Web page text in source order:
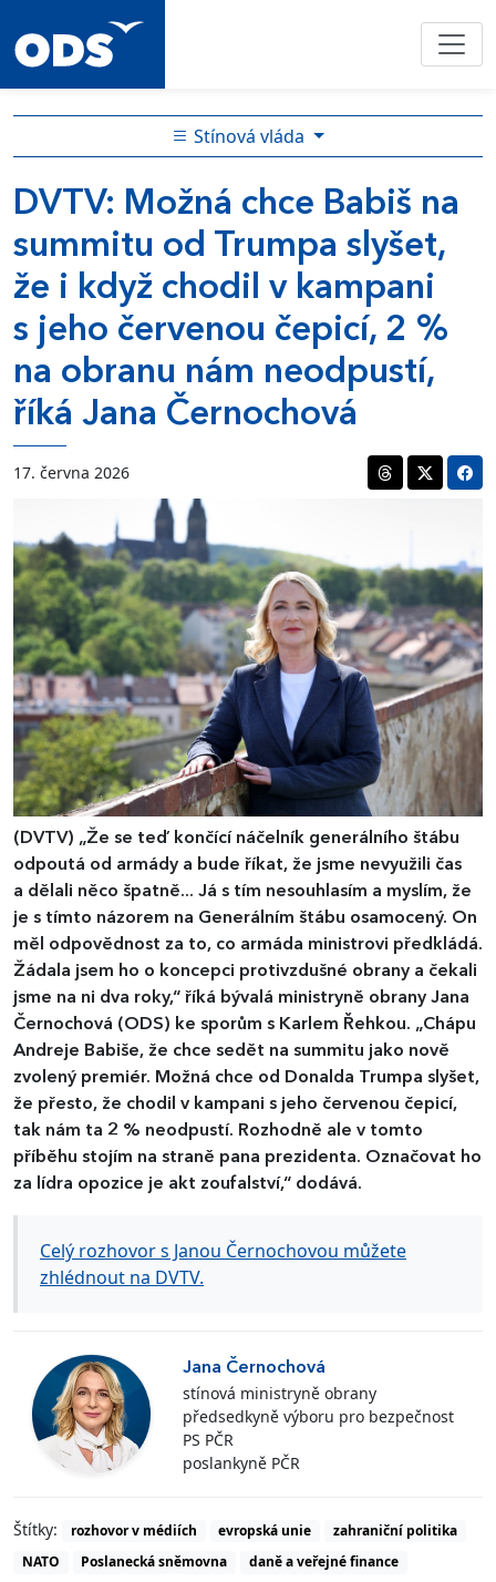
Stínová vláda
DVTV: Možná chce Babiš na
summitu od Trumpa slyšet,
že i když chodil v kampani
s jeho červenou čepicí, 2 %
na obranu nám neodpustí,
říká Jana Černochová
17. června 2026
(DVTV) „Že se teď končící náčelník generálního štábu
odpoutá od armády a bude říkat, že jsme nevyužili čas
a dělali něco špatně... Já s tím nesouhlasím a myslím, že
je s tímto názorem na Generálním štábu osamocený. On
měl odpovědnost za to, co armáda ministrovi předkládá.
Žádala jsem ho o koncepci protivzdušné obrany a čekali
jsme na ni dva roky,“ říká bývalá ministryně obrany Jana
Černochová (ODS) ke sporům s Karlem Řehkou. „Chápu
Andreje Babiše, že chce sedět na summitu jako nově
zvolený premiér. Možná chce od Donalda Trumpa slyšet,
že přesto, že chodil v kampani s jeho červenou čepicí,
tak nám ta 2 % neodpustí. Rozhodně ale v tomto
příběhu stojím na straně pana prezidenta. Označovat ho
za lídra opozice je akt zoufalství,“ dodává.
Celý rozhovor s Janou Černochovou můžete
zhlédnout na DVTV.
Jana Černochová
stínová ministryně obrany
předsedkyně výboru pro bezpečnost
PS PČR
poslankyně PČR
Štítky: rozhovor v médiích evropská unie
zahraniční politika
NATO
Poslanecká sněmovna
daně a veřejné finance